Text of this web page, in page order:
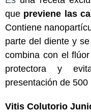
que previene las
Contiene
parte del diente y se
combina con el
protectora y
presentación de
Vitis Colutorio